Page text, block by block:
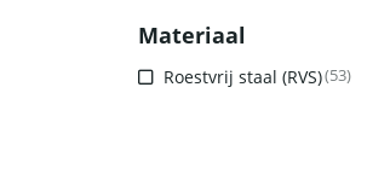
Materiaal
Roestvrij staal (RVS)(53)